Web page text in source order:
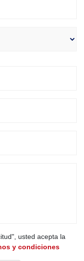
usted acepta la
y condiciones